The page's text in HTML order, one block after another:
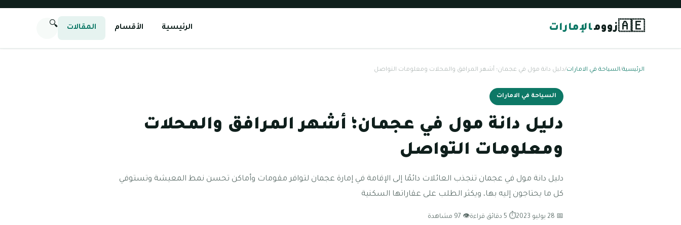
🇦🇪زوومالإمارات الرئيسية الأقسام المقالات 🔍
الرئيسية/السياحة في الامارات/دليل دانة مول في عجمان؛ أشهر المرافق والمحلات ومعلومات التواصل
السياحة في الامارات
دليل دانة مول في عجمان؛ أشهر المرافق والمحلات
ومعلومات التواصل
دليل دانة مول في عجمان تنجذب العائلات دائمًا إلى الإقامة في إمارة عجمان لتوافر مقومات وأماكن تحسن نمط المعيشة وتستوفي
كل ما يحتاجون إليه بها، ويكثر الطلب على عقاراتها السكنية
📅 28 يوليو 2023 ⏱ 5 دقائق قراءة 👁 97 مشاهدة